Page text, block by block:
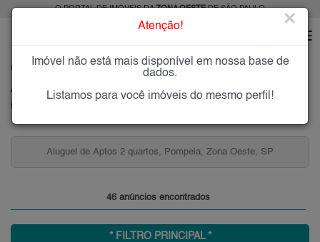
O PORTAL DE IMÓVEIS DAZONA OESTEDE SÃO PAULO
POMPÉIA
Alugar Imóveis na Pompéia, Zona Oeste de São Paulo
Aluguel de Aptos 2 quartos, Pompeia, Zona Oeste, SP
46 anúncios encontrados
* FILTRO PRINCIPAL *
Atenção! ×
Imóvel não está mais disponível em nossa base de
dados.
Listamos para você imóveis do mesmo perfil!